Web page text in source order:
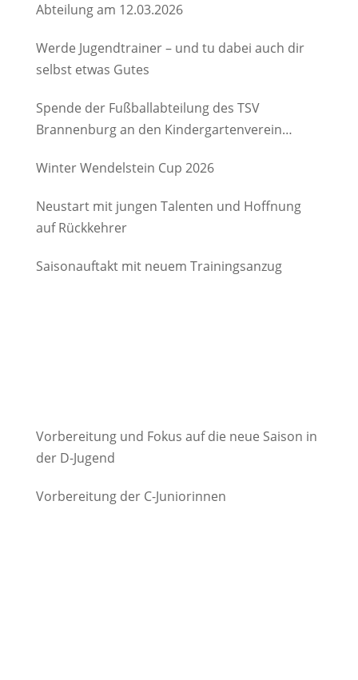
Abteilung am 12.03.2026
Werde Jugendtrainer – und tu dabei auch dir
selbst etwas Gutes
Spende der Fußballabteilung des TSV
Brannenburg an den Kindergartenverein
Winter Wendelstein Cup 2026
Neustart mit jungen Talenten und Hoffnung
auf Rückkehrer
Saisonauftakt mit neuem Trainingsanzug
Vorbereitung und Fokus auf die neue Saison in
der D-Jugend
Vorbereitung der C-Juniorinnen